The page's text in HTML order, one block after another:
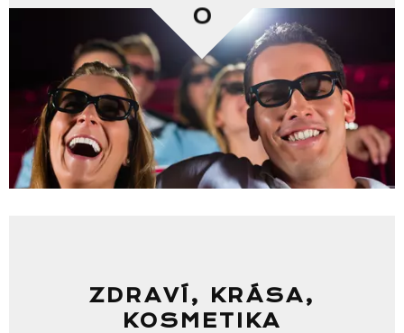
0
ZDRAVÍ, KRÁSA,
KOSMETIKA